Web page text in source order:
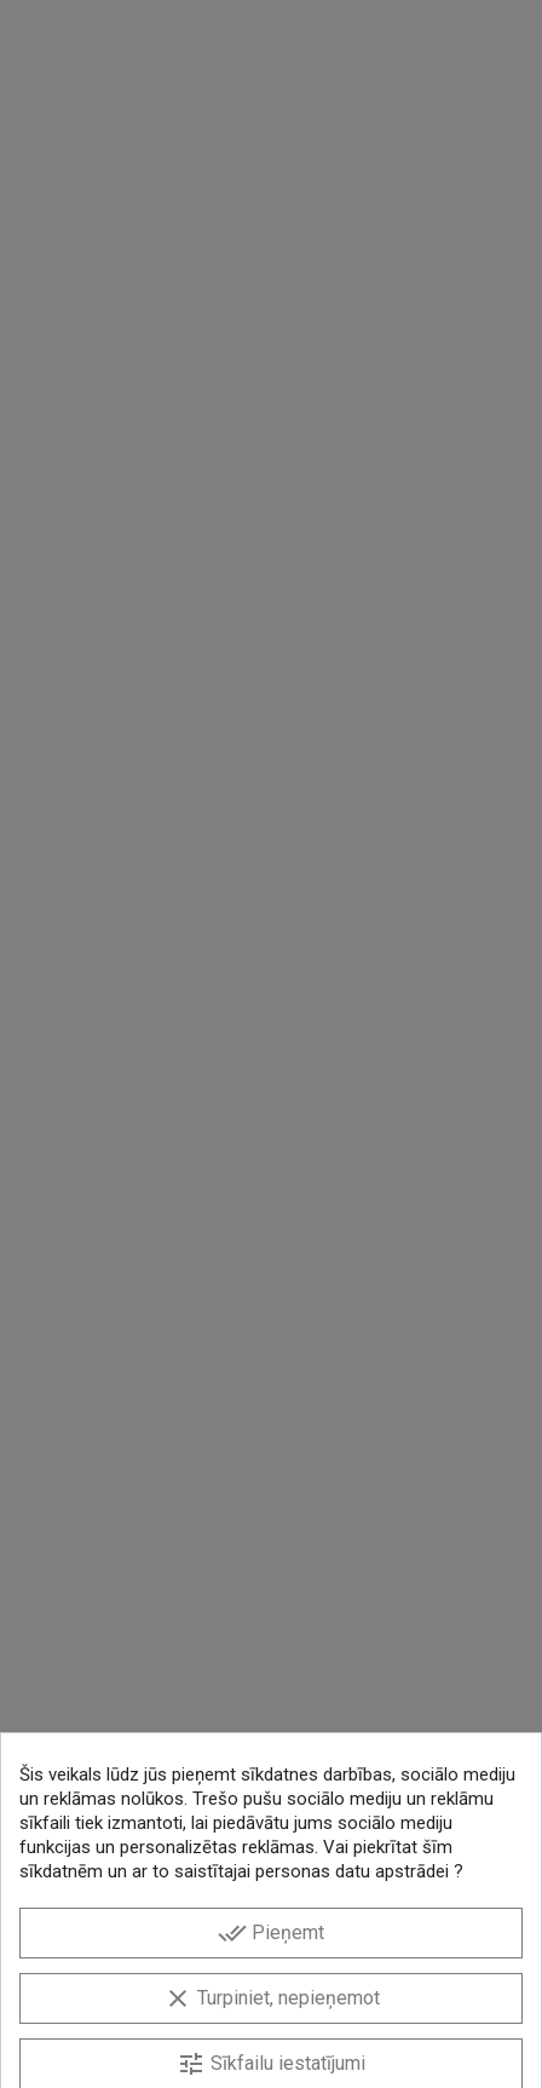
Šis veikals lūdz jūs pieņemt sīkdatnes darbības, sociālo mediju
un reklāmas nolūkos. Trešo pušu sociālo mediju un reklāmu
sīkfaili tiek izmantoti, lai piedāvātu jums sociālo mediju
funkcijas un personalizētas reklāmas. Vai piekrītat šīm
sīkdatnēm un ar to saistītajai personas datu apstrādei ?
done_all Pieņemt
clear Turpiniet, nepieņemot
tune Sīkfailu iestatījumi